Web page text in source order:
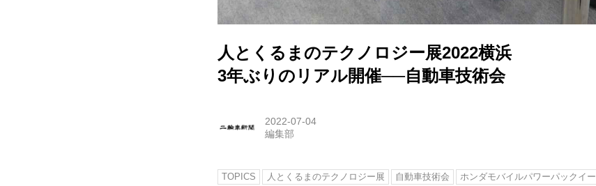
人とくるまのテクノロジー展2022横浜
3年ぶりのリアル開催──自動車技術会
2022-07-04
編集部
TOPICS 人とくるまのテクノロジー展 自動車技術会 ホンダモバイルパワーパックイー